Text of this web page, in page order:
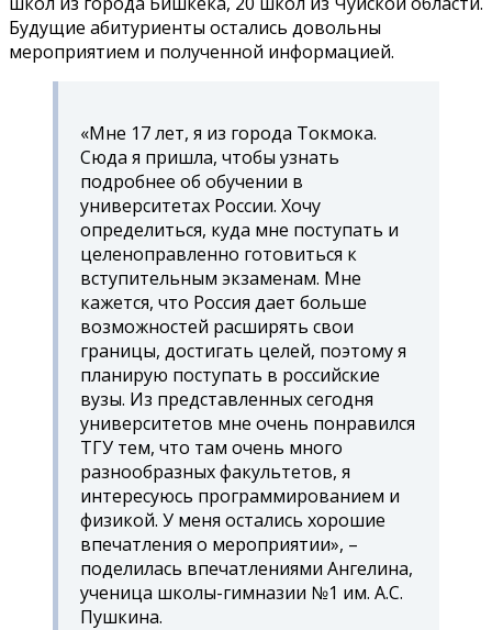
Будущие абитуриенты остались довольны
мероприятием и полученной информацией.
«Мне 17 лет, я из города Токмока.
Сюда я пришла, чтобы узнать
подробнее об обучении в
университетах России. Хочу
определиться, куда мне поступать и
целеноправленно готовиться к
вступительным экзаменам. Мне
кажется, что Россия дает больше
возможностей расширять свои
границы, достигать целей, поэтому я
планирую поступать в российские
вузы. Из представленных сегодня
университетов мне очень понравился
ТГУ тем, что там очень много
разнообразных факультетов, я
интересуюсь программированием и
физикой. У меня остались хорошие
впечатления о мероприятии», –
поделилась впечатлениями Ангелина,
ученица школы-гимназии №1 им. А.С.
Пушкина.